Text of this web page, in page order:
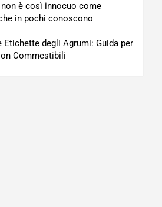
non è così innocuo come
in pochi conoscono
degli Agrumi: Guida per
Commestibili